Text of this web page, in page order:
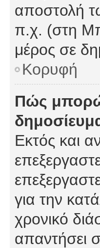
αποστολή
π.χ. (στη
μέρος σε
Κορυφή
Πώς
Εκτός και
για την
χρονικό
απαντήσει